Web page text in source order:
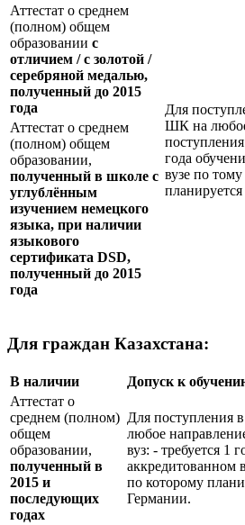
Аттестат о среднем
(полном) общем
образовании с
отличием / с золотой /
серебряной медалью,
полученный до 2015
года
Для
ШК на
года
вузе по
Аттестат о среднем
(полном) общем
образовании,
полученный в школе с
углублённым
изучением немецкого
языка, при наличии
языкового
сертификата DSD,
полученный до 2015
года
Для граждан Казахстана:
В наличии
Допуск к
Аттестат о
среднем (полном)
общем
образовании,
полученный в
2015 и
последующих
годах
Для
любое
вуз: - требуется 1
аккредитованном
по которому
Германии.